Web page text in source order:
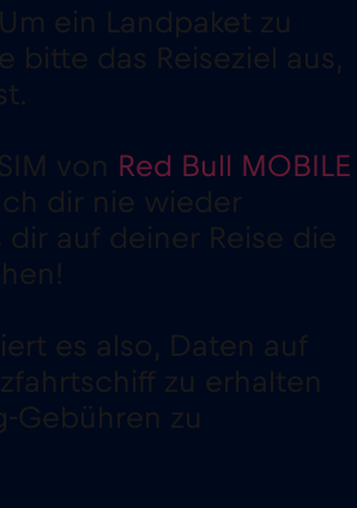
ein Landpaket zu
bitte das Reiseziel aus,
von Red Bull MOBILE
dir nie wieder
dir auf deiner Reise die
es also, Daten auf
zu erhalten
Gebühren zu